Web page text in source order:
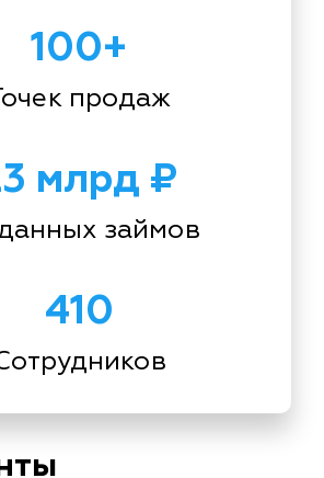
100+
продаж
млрд ₽
займов
410